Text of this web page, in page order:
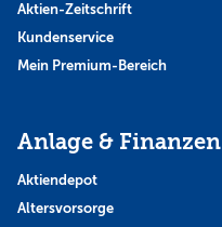
Aktien-Zeitschrift
Kundenservice
Mein Premium-Bereich
Anlage & Finanzen
Aktiendepot
Altersvorsorge